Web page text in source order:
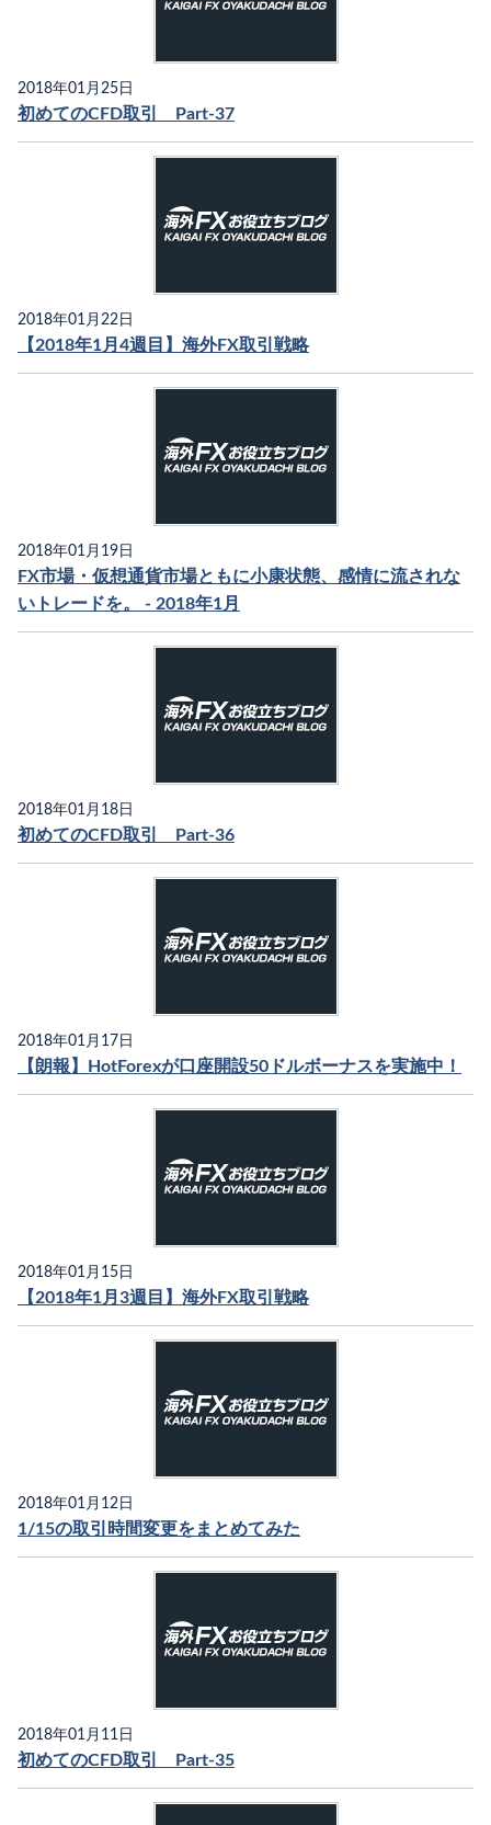
2018年01月25日
初めてのCFD取引 Part-37
2018年01月22日
【2018年1月4週目】海外FX取引戦略
2018年01月19日
FX市場・仮想通貨市場ともに小康状態、感情に流されな
いトレードを。 - 2018年1月
2018年01月18日
初めてのCFD取引 Part-36
2018年01月17日
【朗報】HotForexが口座開設50ドルボーナスを実施中！
2018年01月15日
【2018年1月3週目】海外FX取引戦略
2018年01月12日
1/15の取引時間変更をまとめてみた
2018年01月11日
初めてのCFD取引 Part-35